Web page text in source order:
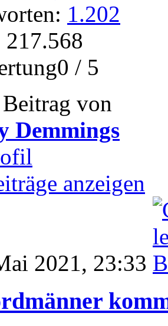
1.202
/ 5
von
Demmings
anzeigen
2021, 23:33